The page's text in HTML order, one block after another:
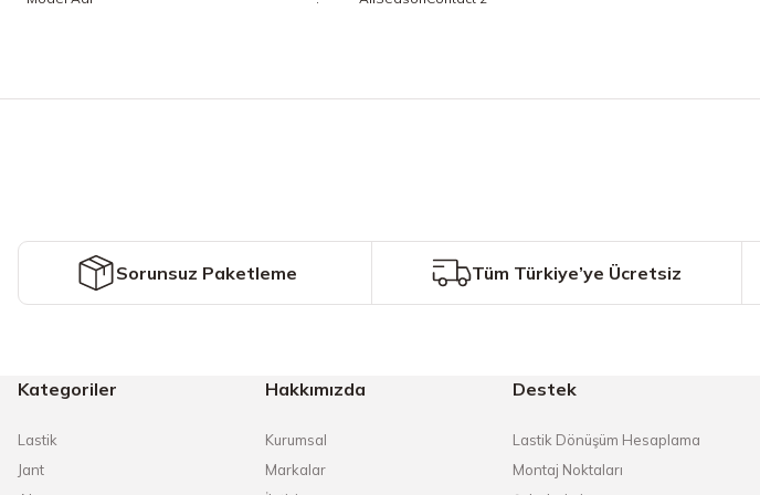
Ürün fiyatı diğer sitelerden daha pahalı.
Bu ürüne benzer farklı alternatifler olmalı.
Sorunsuz Paketleme Tüm Türkiye’ye Ücretsiz
Kategoriler
Lastik
Jant
Hakkımızda
Kurumsal
Markalar
Destek
Lastik Dönüşüm Hesaplama
Montaj Noktaları